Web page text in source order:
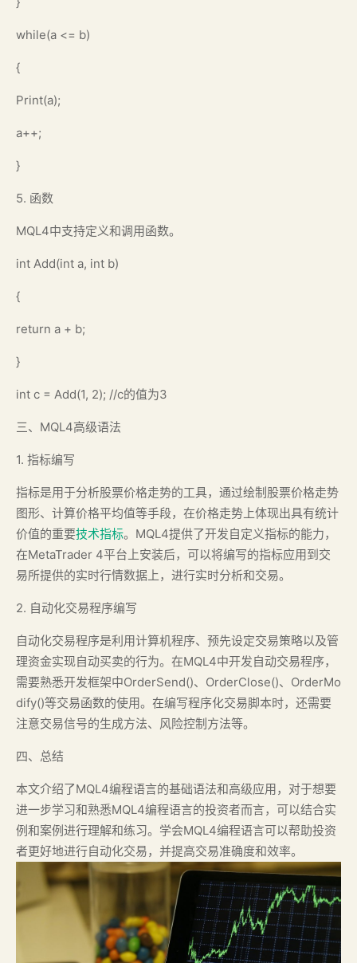
while(a <= b)
{
Print(a);
a++;
}
5. 函数
MQL4中支持定义和调用函数。
int Add(int a, int b)
{
return a + b;
}
int c = Add(1, 2); //c的值为3
三、MQL4高级语法
1. 指标编写
指标是用于分析股票价格走势的工具，通过绘制股票价格走势
图形、计算价格平均值等手段，在价格走势上体现出具有统计
价值的重要技术指标。MQL4提供了开发自定义指标的能力，
在MetaTrader 4平台上安装后，可以将编写的指标应用到交
易所提供的实时行情数据上，进行实时分析和交易。
2. 自动化交易程序编写
自动化交易程序是利用计算机程序、预先设定交易策略以及管
理资金实现自动买卖的行为。在MQL4中开发自动交易程序，
需要熟悉开发框架中OrderSend()、OrderClose()、OrderMo
dify()等交易函数的使用。在编写程序化交易脚本时，还需要
注意交易信号的生成方法、风险控制方法等。
四、总结
本文介绍了MQL4编程语言的基础语法和高级应用，对于想要
进一步学习和熟悉MQL4编程语言的投资者而言，可以结合实
例和案例进行理解和练习。学会MQL4编程语言可以帮助投资
者更好地进行自动化交易，并提高交易准确度和效率。